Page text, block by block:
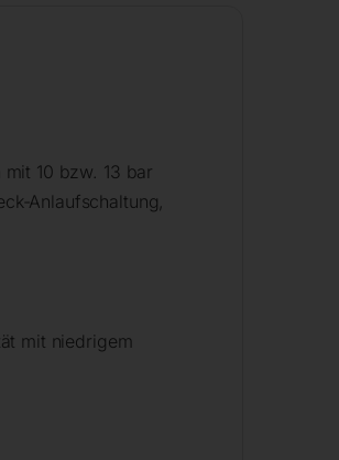
10 bzw. 13 bar
Anlaufschaltung,
mit niedrigem